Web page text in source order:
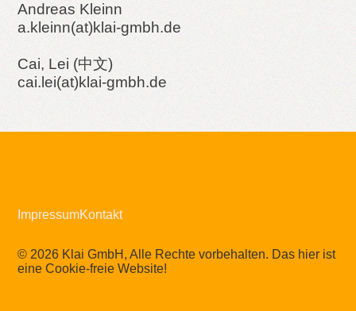
Andreas Kleinn
a.kleinn(at)klai-gmbh.de
Cai, Lei (中文)
cai.lei(at)klai-gmbh.de
ImpressumKontakt
© 2026 Klai GmbH, Alle Rechte vorbehalten. Das hier ist
eine Cookie-freie Website!